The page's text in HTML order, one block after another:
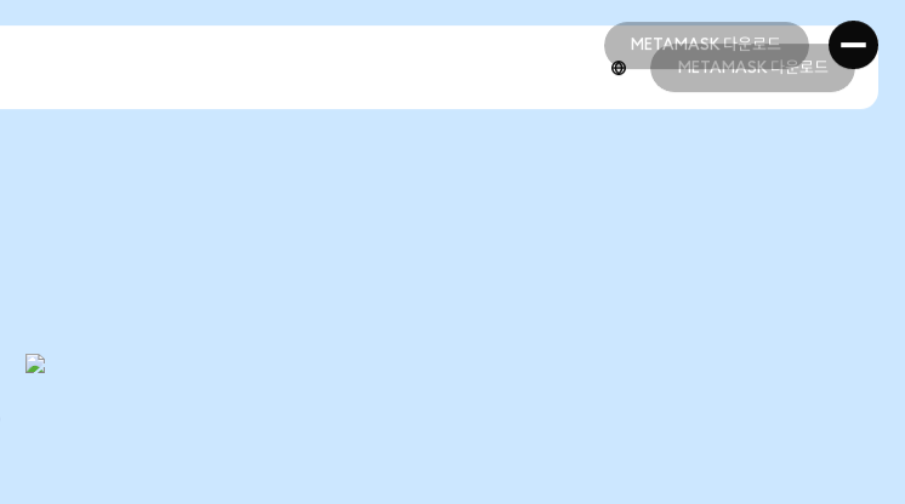
METAMASK 다운로드
METAMASK 다운로드
METAMASK 다운로드